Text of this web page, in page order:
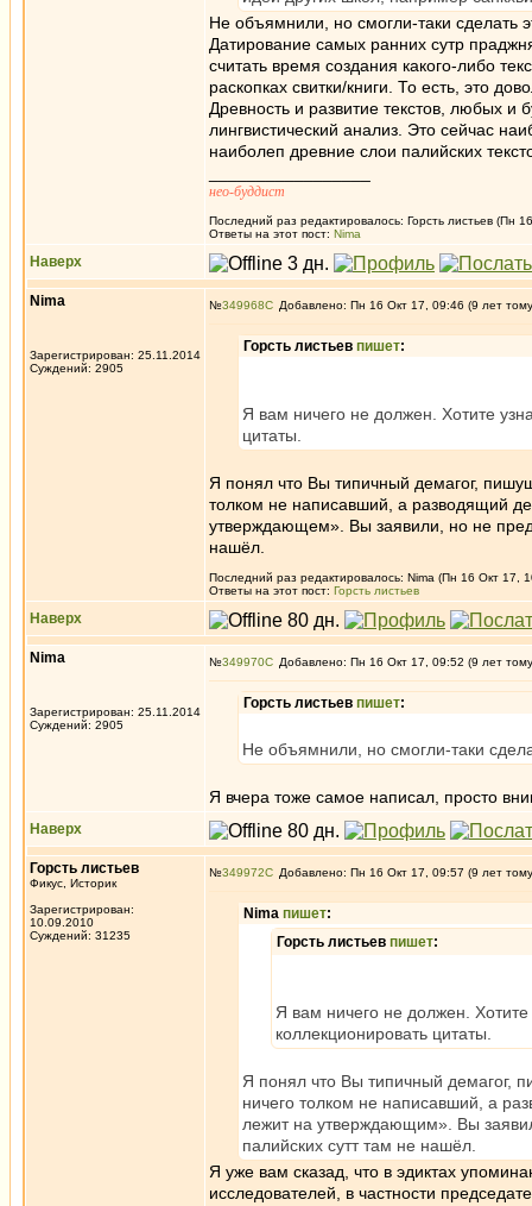
Не объямнили, но смогли-таки сделать
Датирование самых ранних сутр
считать время создания какого-либо
раскопках свитки/книги. То есть, это
Древность и развитие текстов, любых и
лингвистический анализ. Это сейчас
наиболеп древние слои палийских
нео-буддист
Последний раз редактировалось: Горсть листьев (Пн
Ответы на этот пост: Nima
Наверх
Nima
Зарегистрирован: 25.11.2014
Суждений: 2905
№349968 Добавлено: Пн 16 Окт 17, 09:46 (9 лет
Горсть листьев пишет:
Я вам ничего не должен. Хотите
цитаты.
Я понял что Вы типичный демагог,
толком не написавший, а разводящий
утверждающем». Вы заявили, но не
нашёл.
Последний раз редактировалось: Nima (Пн 16 Окт 17,
Ответы на этот пост: Горсть листьев
Наверх
Nima
Зарегистрирован: 25.11.2014
Суждений: 2905
№349970 Добавлено: Пн 16 Окт 17, 09:52 (9 лет
Горсть листьев пишет:
Не объямнили, но смогли-таки
Я вчера тоже самое написал, просто
Наверх
Горсть листьев
Фикус, Историк
Зарегистрирован:
10.09.2010
Суждений: 31235
№349972 Добавлено: Пн 16 Окт 17, 09:57 (9 лет
Nima пишет:
Горсть листьев пишет:
Я вам ничего не должен. Хотите
коллекционировать цитаты.
Я понял что Вы типичный демагог,
ничего толком не написавший, а
лежит на утверждающим». Вы
палийских сутт там не нашёл.
Я уже вам сказад, что в эдиктах
исследователей, в частности